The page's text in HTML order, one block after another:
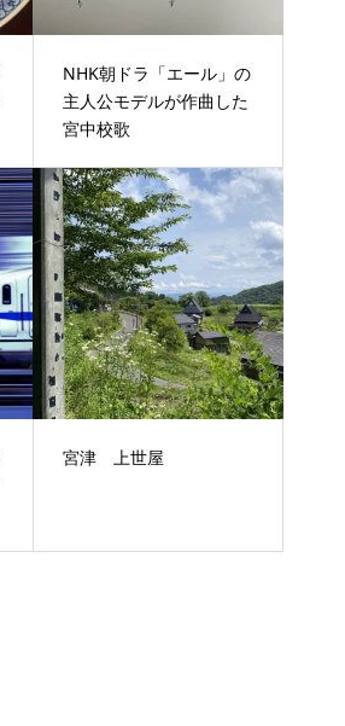
NHK朝ドラ「エール」の
主人公モデルが作曲した
宮中校歌
宮津 上世屋